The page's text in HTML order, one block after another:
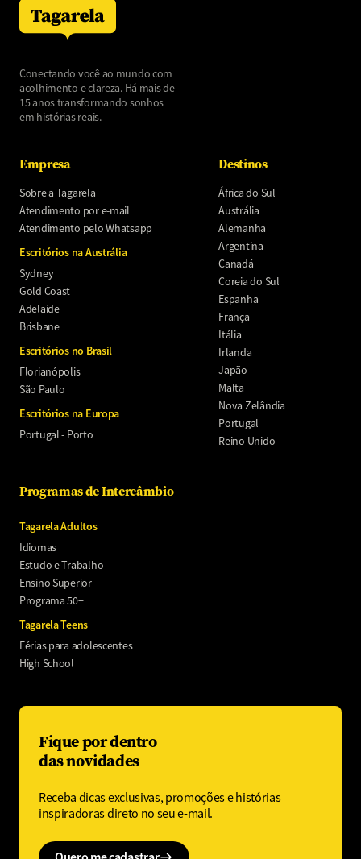
Conectando você ao mundo com
acolhimento e clareza. Há mais de
15 anos transformando sonhos
em histórias reais.
Empresa
Sobre a Tagarela
Atendimento por e-mail
Atendimento pelo Whatsapp
Escritórios na Austrália
Sydney
Gold Coast
Adelaide
Brisbane
Escritórios no Brasil
Florianópolis
São Paulo
Escritórios na Europa
Portugal - Porto
Destinos
África do Sul
Austrália
Alemanha
Argentina
Canadá
Coreia do Sul
Espanha
França
Itália
Irlanda
Japão
Malta
Nova Zelândia
Portugal
Reino Unido
Programas de Intercâmbio
Tagarela Adultos
Idiomas
Estudo e Trabalho
Ensino Superior
Programa 50+
Tagarela Teens
Férias para adolescentes
High School
Fique por dentro
das novidades
Receba dicas exclusivas, promoções e histórias
inspiradoras direto no seu e-mail.